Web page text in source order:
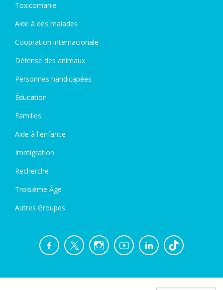
Toxicomanie
Aide à des malades
Coopration internacionale
Défense des animaux
Personnes handicapées
Éducation
Familles
Aide à l'enfance
Immigration
Recherche
Troisième Âge
Autres Groupes